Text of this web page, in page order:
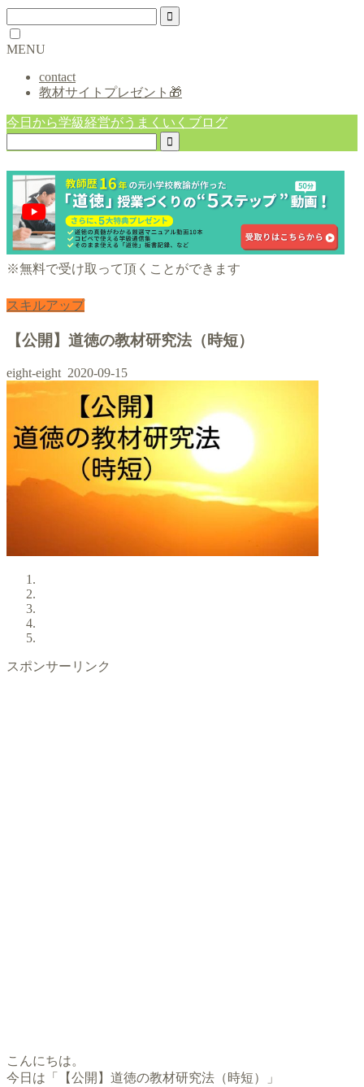
MENU
contact
教材サイトプレゼント🎁
今日から学級経営がうまくいくブログ
※無料で受け取って頂くことができます
スキルアップ
【公開】道徳の教材研究法（時短）
eight-eight 2020-09-15
スポンサーリンク
こんにちは。
今日は「【公開】道徳の教材研究法（時短）」